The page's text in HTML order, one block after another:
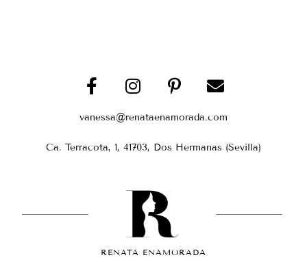
vanessa@renataenamorada.com
Ca. Terracota, 1, 41703, Dos Hermanas (Sevilla)
RENATA ENAMORADA